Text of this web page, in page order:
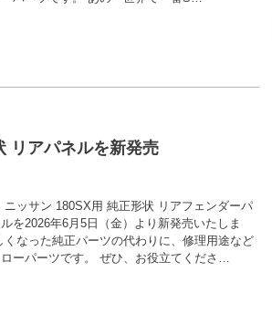
リアパネルを新発売
ニッサン 180SX用 純正形状 リアフェンダーパ
を2026年6月5日（金）より新発売いたしま
なった純正パーツの代わりに、修理用途など
ーパーツです。 ぜひ、お役立てくださ…